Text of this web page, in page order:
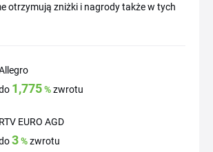
otrzymują zniżki i nagrody także w tych
1,775%zwrotu
RTV EURO AGD
3%zwrotu